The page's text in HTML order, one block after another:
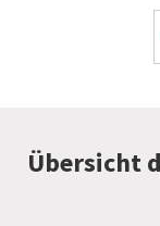
Übersicht